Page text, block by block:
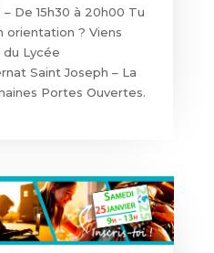
De 15h30 à 20h00 Tu
orientation ? Viens
Lycée
Saint Joseph – La
Portes Ouvertes.